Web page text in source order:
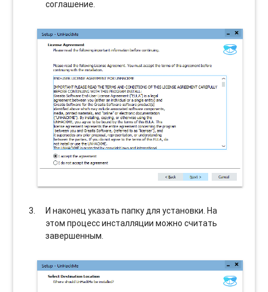
соглашение.
И наконец указать папку для установки. На
этом процесс инсталляции можно считать
завершенным.